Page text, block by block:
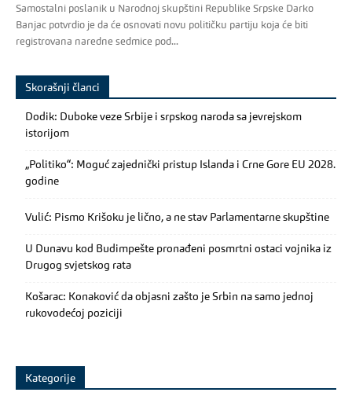
Samostalni poslanik u Narodnoj skupštini Republike Srpske Darko
Banjac potvrdio je da će osnovati novu političku partiju koja će biti
registrovana naredne sedmice pod...
Skorašnji članci
Dodik: Duboke veze Srbije i srpskog naroda sa jevrejskom
istorijom
„Politiko“: Moguć zajednički pristup Islanda i Crne Gore EU 2028.
godine
Vulić: Pismo Krišoku je lično, a ne stav Parlamentarne skupštine
U Dunavu kod Budimpešte pronađeni posmrtni ostaci vojnika iz
Drugog svjetskog rata
Košarac: Konaković da objasni zašto je Srbin na samo jednoj
rukovodećoj poziciji
Kategorije